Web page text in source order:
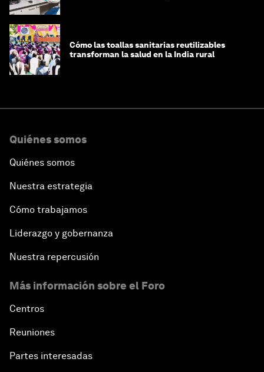
Cómo las toallas sanitarias reutilizables
transforman la salud en la India rural
Quiénes somos
Quiénes somos
Nuestra estrategia
Cómo trabajamos
Liderazgo y gobernanza
Nuestra repercusión
Más información sobre el Foro
Centros
Reuniones
Partes interesadas